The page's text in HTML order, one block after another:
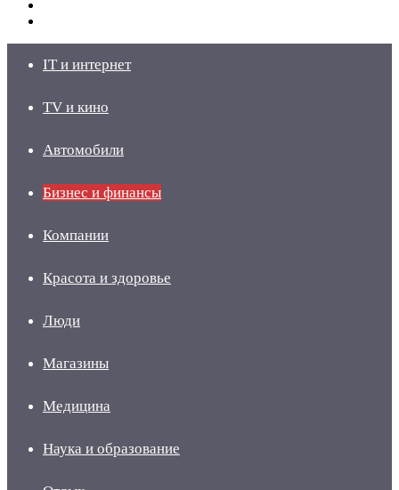
IT и интернет
TV и кино
Автомобили
Бизнес и финансы
Компании
Красота и здоровье
Люди
Магазины
Медицина
Наука и образование